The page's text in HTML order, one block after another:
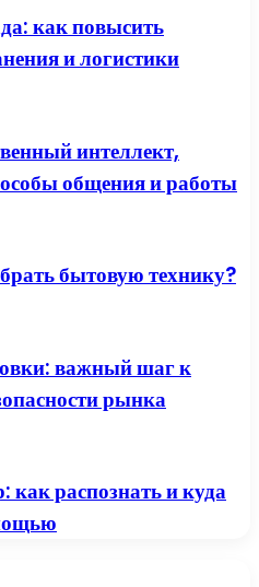
как повысить
и логистики
интеллект,
общения и работы
бытовую технику?
важный шаг к
рынка
как распознать и куда